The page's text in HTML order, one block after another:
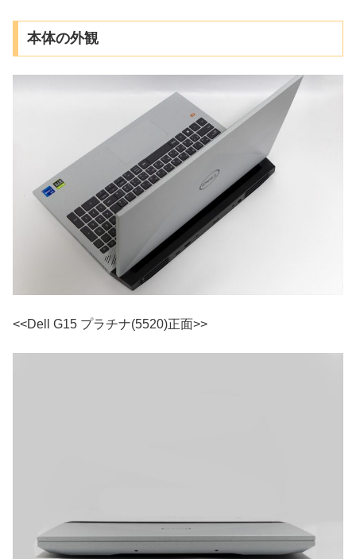
本体の外観
<<Dell G15 プラチナ(5520)正面>>